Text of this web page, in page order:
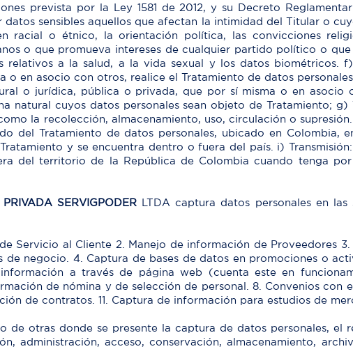
prevista por la Ley 1581 de 2012, y su Decreto
sensibles aquellos que afectan la intimidad del Titular o
racial o étnico, la orientación política, las convicciones
o que promueva intereses de cualquier partido político o
a la salud, a la vida sexual y los datos biométricos.
o en asocio con otros, realice el Tratamiento de datos
o jurídica, pública o privada, que por sí misma o en
natural cuyos datos personales sean objeto de Tratamiento;
la recolección, almacenamiento, uso, circulación o
del Tratamiento de datos personales, ubicado en Colombia,
y se encuentra dentro o fuera del país. i)
del territorio de la República de Colombia cuando tenga
SERVIGPODER LTDA captura datos personales en
Servicio al Cliente 2. Manejo de información de Proveedores
negocio. 4. Captura de bases de datos en promociones o
a través de página web (cuenta este en
de nómina y de selección de personal. 8. Convenios
de contratos. 11. Captura de información para estudios de
de otras donde se presente la captura de datos personales, el
administración, acceso, conservación, almacenamiento,